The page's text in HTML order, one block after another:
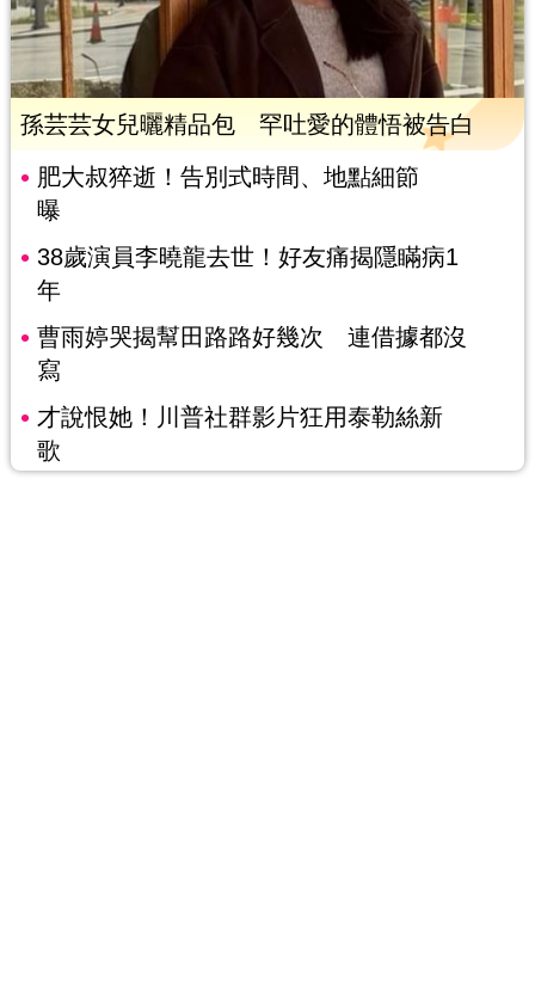
孫芸芸女兒曬精品包 罕吐愛的體悟被告白
肥大叔猝逝！告別式時間、地點細節
曝
38歲演員李曉龍去世！好友痛揭隱瞞病1
年
曹雨婷哭揭幫田路路好幾次 連借據都沒
寫
才說恨她！川普社群影片狂用泰勒絲新
歌